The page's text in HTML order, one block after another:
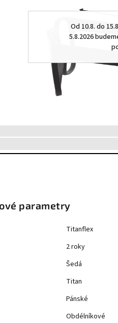
Od 10.8. do
5.8.2026
parametry
Titanflex
2 roky
Šedá
Titan
Pánské
Obdélníkové